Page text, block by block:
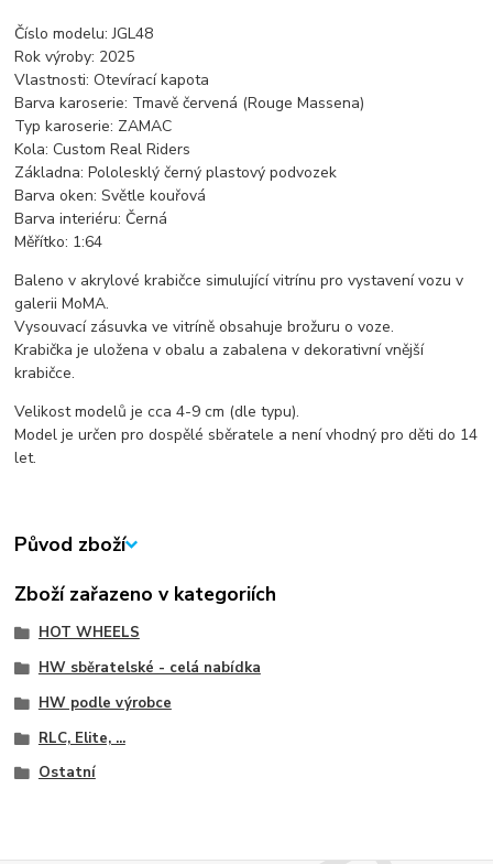
Číslo modelu: JGL48
Rok výroby: 2025
Vlastnosti: Otevírací kapota
Barva karoserie: Tmavě červená (Rouge Massena)
Typ karoserie: ZAMAC
Kola: Custom Real Riders
Základna: Pololesklý černý plastový podvozek
Barva oken: Světle kouřová
Barva interiéru: Černá
Měřítko: 1:64
Baleno v akrylové krabičce simulující vitrínu pro vystavení vozu v
galerii MoMA.
Vysouvací zásuvka ve vitríně obsahuje brožuru o voze.
Krabička je uložena v obalu a zabalena v dekorativní vnější
krabičce.
Velikost modelů je cca 4-9 cm (dle typu).
Model je určen pro dospělé sběratele a není vhodný pro děti do 14
let.
Původ zboží
Zboží zařazeno v kategoriích
HOT WHEELS
HW sběratelské - celá nabídka
HW podle výrobce
RLC, Elite, ...
Ostatní